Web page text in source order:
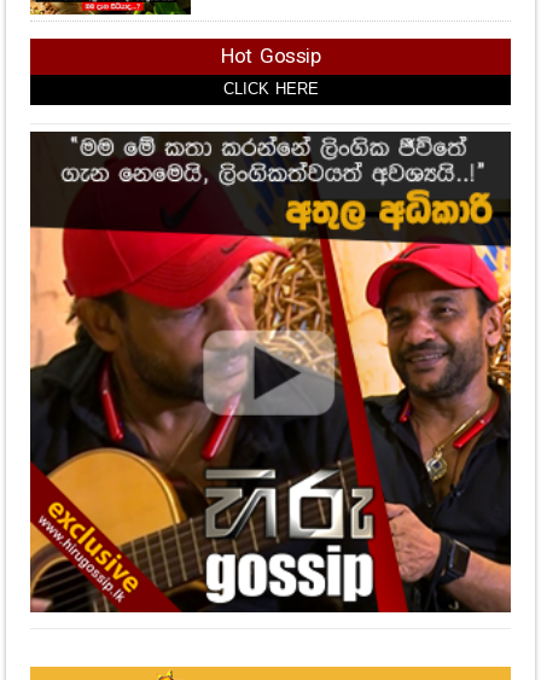
Hot Gossip
CLICK HERE